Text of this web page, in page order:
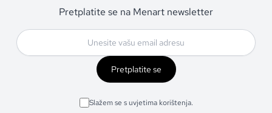
Pretplatite se na Menart newsletter
Pretplatite se
Slažem se s uvjetima korištenja.